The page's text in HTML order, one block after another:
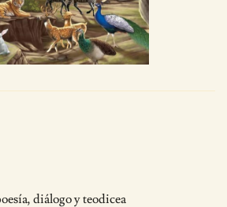
diálogo y teodicea